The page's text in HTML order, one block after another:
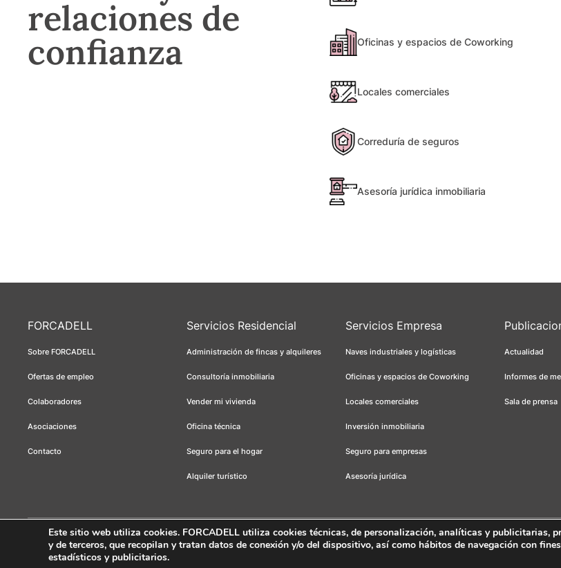
relaciones de
confianza Oficinas y espacios de Coworking
Locales comerciales
Correduría de seguros
Asesoría jurídica inmobiliaria
FORCADELL
Sobre FORCADELL
Ofertas de empleo
Colaboradores
Asociaciones
Contacto
Servicios Residencial
Administración de fincas y alquileres
Consultoría inmobiliaria
Vender mi vivienda
Oficina técnica
Seguro para el hogar
Alquiler turístico
Servicios Empresa
Naves industriales y logísticas
Oficinas y espacios de Coworking
Locales comerciales
Inversión inmobiliaria
Seguro para empresas
Asesoría jurídica
Actualidad
Informes de
Sala de prensa
Forcadell 2026 Aviso legal Política de privacidad Política de cookies Canal ético FORCADELL-AICAT 163 - Pl. Universitat, 3 -
Este sitio web utiliza cookies. FORCADELL utiliza cookies técnicas, de personalización, analíticas y publicitarias,
y de terceros, que recopilan y tratan datos de conexión y/o del dispositivo, así como hábitos de navegación con fines
estadísticos y publicitarios.